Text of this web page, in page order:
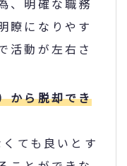
瞭になりやす
活動が左右さ
から脱却でき
ても良いとす